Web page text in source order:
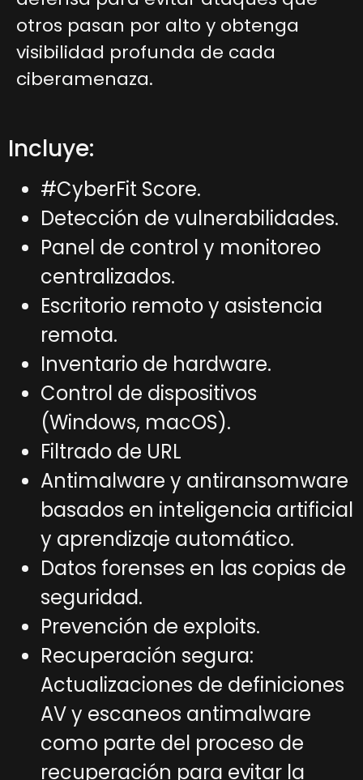
otros pasan por alto y obtenga
visibilidad profunda de cada
ciberamenaza.
Incluye:
#CyberFit Score.
Detección de vulnerabilidades.
Panel de control y monitoreo
centralizados.
Escritorio remoto y asistencia
remota.
Inventario de hardware.
Control de dispositivos
(Windows, macOS).
Filtrado de URL
Antimalware y antiransomware
basados en inteligencia artificial
y aprendizaje automático.
Datos forenses en las copias de
seguridad.
Prevención de exploits.
Recuperación segura:
Actualizaciones de definiciones
AV y escaneos antimalware
como parte del proceso de
recuperación para evitar la